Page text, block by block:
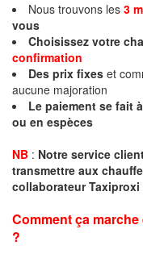
Nous trouvons les 3
vous
Choisissez votre
confirmation
Des prix fixes et
aucune majoration
Le paiement se fait
ou en espèces
NB : Notre service
transmettre aux
collaborateur
Comment ça
?